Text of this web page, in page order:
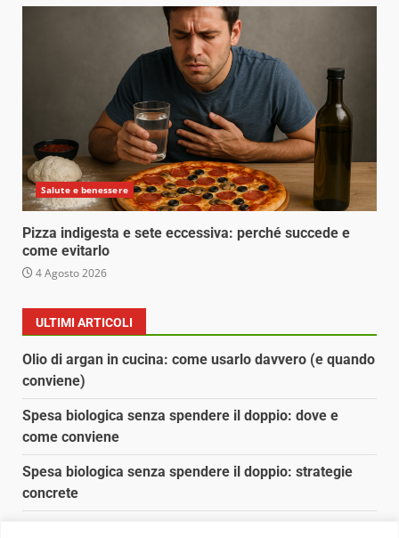
Salute e benessere
Pizza indigesta e sete eccessiva: perché succede e
come evitarlo
4 Agosto 2026
ULTIMI ARTICOLI
Olio di argan in cucina: come usarlo davvero (e quando
conviene)
Spesa biologica senza spendere il doppio: dove e
come conviene
Spesa biologica senza spendere il doppio: strategie
concrete